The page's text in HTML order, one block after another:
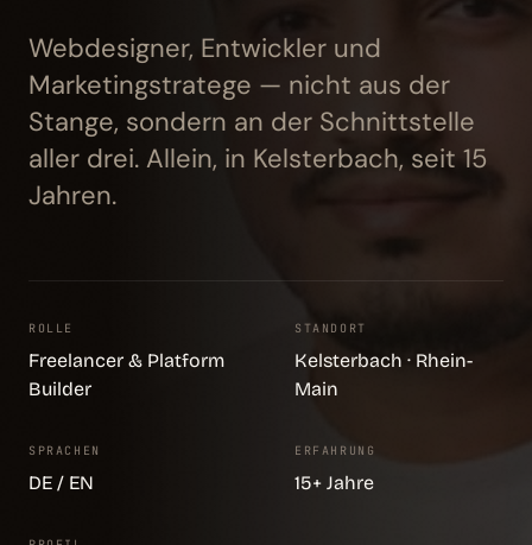
Webdesigner, Entwickler und
Marketingstratege — nicht aus der
Stange, sondern an der Schnittstelle
aller drei. Allein, in Kelsterbach, seit 15
Jahren.
ROLLE
Freelancer & Platform
Builder
STANDORT
Kelsterbach · Rhein-
Main
SPRACHEN
DE / EN
ERFAHRUNG
15+ Jahre